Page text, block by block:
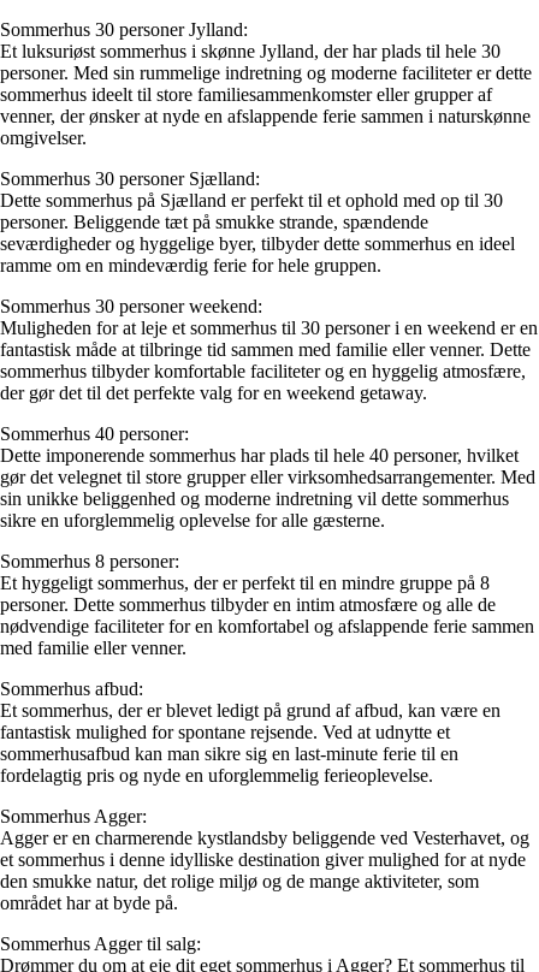
Sommerhus 30 personer Jylland:
Et luksuriøst sommerhus i skønne Jylland, der har plads til hele 30
personer. Med sin rummelige indretning og moderne faciliteter er dette
sommerhus ideelt til store familiesammenkomster eller grupper af
venner, der ønsker at nyde en afslappende ferie sammen i naturskønne
omgivelser.
Sommerhus 30 personer Sjælland:
Dette sommerhus på Sjælland er perfekt til et ophold med op til 30
personer. Beliggende tæt på smukke strande, spændende
seværdigheder og hyggelige byer, tilbyder dette sommerhus en ideel
ramme om en mindeværdig ferie for hele gruppen.
Sommerhus 30 personer weekend:
Muligheden for at leje et sommerhus til 30 personer i en weekend er en
fantastisk måde at tilbringe tid sammen med familie eller venner. Dette
sommerhus tilbyder komfortable faciliteter og en hyggelig atmosfære,
der gør det til det perfekte valg for en weekend getaway.
Sommerhus 40 personer:
Dette imponerende sommerhus har plads til hele 40 personer, hvilket
gør det velegnet til store grupper eller virksomhedsarrangementer. Med
sin unikke beliggenhed og moderne indretning vil dette sommerhus
sikre en uforglemmelig oplevelse for alle gæsterne.
Sommerhus 8 personer:
Et hyggeligt sommerhus, der er perfekt til en mindre gruppe på 8
personer. Dette sommerhus tilbyder en intim atmosfære og alle de
nødvendige faciliteter for en komfortabel og afslappende ferie sammen
med familie eller venner.
Sommerhus afbud:
Et sommerhus, der er blevet ledigt på grund af afbud, kan være en
fantastisk mulighed for spontane rejsende. Ved at udnytte et
sommerhusafbud kan man sikre sig en last-minute ferie til en
fordelagtig pris og nyde en uforglemmelig ferieoplevelse.
Sommerhus Agger:
Agger er en charmerende kystlandsby beliggende ved Vesterhavet, og
et sommerhus i denne idylliske destination giver mulighed for at nyde
den smukke natur, det rolige miljø og de mange aktiviteter, som
området har at byde på.
Sommerhus Agger til salg:
Drømmer du om at eje dit eget sommerhus i Agger? Et sommerhus til